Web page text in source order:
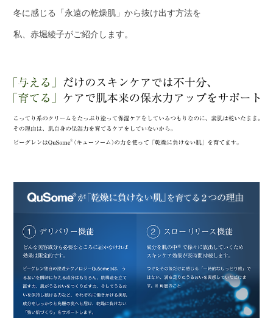
冬に感じる「永遠の乾燥肌」から抜け出す方法を
私、赤堀綾子がご紹介します。